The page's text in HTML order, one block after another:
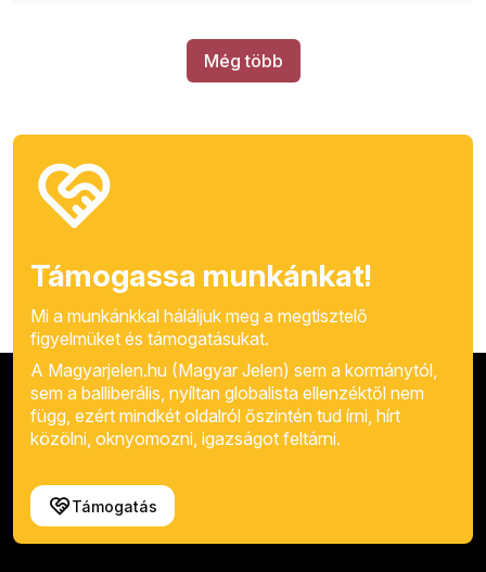
Még több
Támogassa munkánkat!
Mi a munkánkkal háláljuk meg a megtisztelő
figyelmüket és támogatásukat.
A Magyarjelen.hu (Magyar Jelen) sem a kormánytól,
sem a balliberális, nyíltan globalista ellenzéktől nem
függ, ezért mindkét oldalról őszintén tud írni, hírt
közölni, oknyomozni, igazságot feltárni.
Támogatás